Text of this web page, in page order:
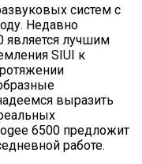
систем с
Недавно
является лучшим
SIUI к
выразить
6500 предложит
работе.